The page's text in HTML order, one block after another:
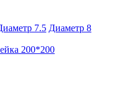
7.5 Диаметр 8
200*200